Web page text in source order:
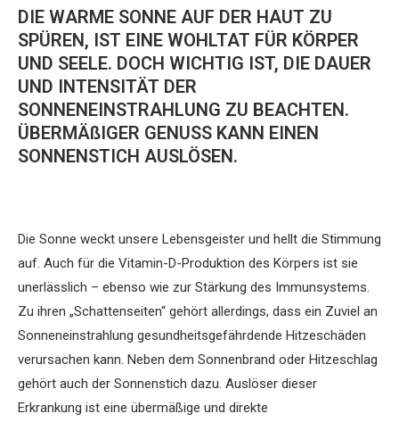
DIE WARME SONNE AUF DER HAUT ZU
SPÜREN, IST EINE WOHLTAT FÜR KÖRPER
UND SEELE. DOCH WICHTIG IST, DIE DAUER
UND INTENSITÄT DER
SONNENEINSTRAHLUNG ZU BEACHTEN.
ÜBERMÄßIGER GENUSS KANN EINEN
SONNENSTICH AUSLÖSEN.
Die Sonne weckt unsere Lebensgeister und hellt die Stimmung
auf. Auch für die Vitamin-D-Produktion des Körpers ist sie
unerlässlich – ebenso wie zur Stärkung des Immunsystems.
Zu ihren „Schattenseiten“ gehört allerdings, dass ein Zuviel an
Sonneneinstrahlung gesundheitsgefährdende Hitzeschäden
verursachen kann. Neben dem Sonnenbrand oder Hitzeschlag
gehört auch der Sonnenstich dazu. Auslöser dieser
Erkrankung ist eine übermäßige und direkte